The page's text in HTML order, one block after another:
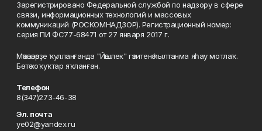
Зарегистрировано Федеральной службой по надзору в сфере
связи, информационных технологий и массовых
коммуникаций (РОСКОМНАДЗОР). Регистрационный номер:
серия ПИ ФС77-68471 от 27 января 2017 г.
Мәҡәләләрҙе ҡулланғанда "Йәшлек" гәзитенә һылтанма яһау мотлаҡ.
Бөтә хоҡуҡтар яҡланған.
Телефон
8(347)273-46-38
Эл. почта
ye02@yandex.ru